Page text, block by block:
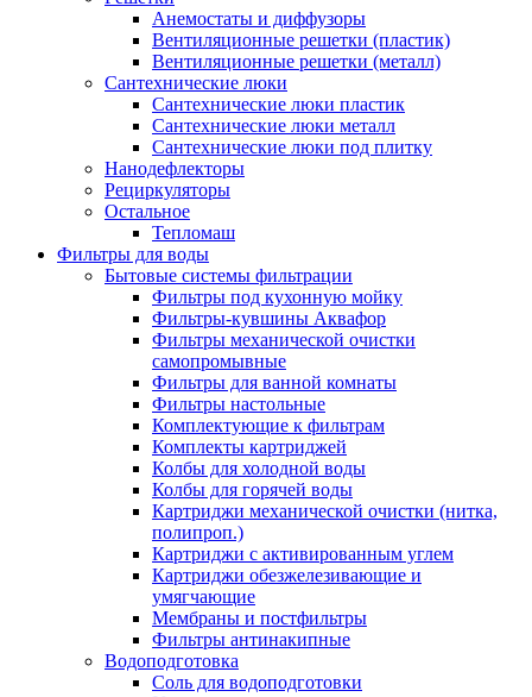
Анемостаты и диффузоры
Вентиляционные решетки (пластик)
Вентиляционные решетки (металл)
Сантехнические люки
Сантехнические люки пластик
Сантехнические люки металл
Сантехнические люки под плитку
Нанодефлекторы
Рециркуляторы
Остальное
Тепломаш
Фильтры для воды
Бытовые системы фильтрации
Фильтры под кухонную мойку
Фильтры-кувшины Аквафор
Фильтры механической очистки
самопромывные
Фильтры для ванной комнаты
Фильтры настольные
Комплектующие к фильтрам
Комплекты картриджей
Колбы для холодной воды
Колбы для горячей воды
Картриджи механической очистки (нитка,
полипроп.)
Картриджи с активированным углем
Картриджи обезжелезивающие и
умягчающие
Мембраны и постфильтры
Фильтры антинакипные
Водоподготовка
Соль для водоподготовки